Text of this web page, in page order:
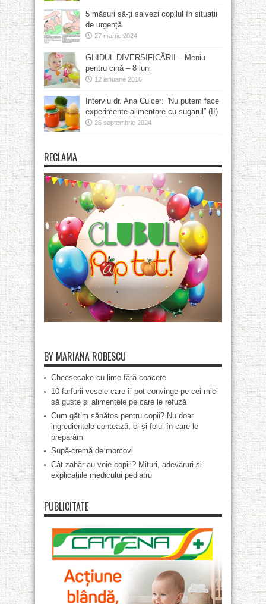
5 măsuri să-ți salvezi copilul în situații
de urgență
27 martie 2024
GHIDUL DIVERSIFICĂRII – Meniu
pentru cină – 8 luni
12 ianuarie 2016
Interviu dr. Ana Culcer: ”Nu putem face
experimente alimentare cu sugarul” (II)
26 septembrie 2024
RECLAMA
BY MARIANA ROBESCU
Cheesecake cu lime fără coacere
10 farfurii vesele care îi pot convinge pe cei mici
să guste și alimentele pe care le refuză
Cum gătim sănătos pentru copii? Nu doar
ingredientele contează, ci și felul în care le
preparăm
Supă-cremă de morcovi
Cât zahăr au voie copiii? Mituri, adevăruri și
explicațiile medicului pediatru
PUBLICITATE